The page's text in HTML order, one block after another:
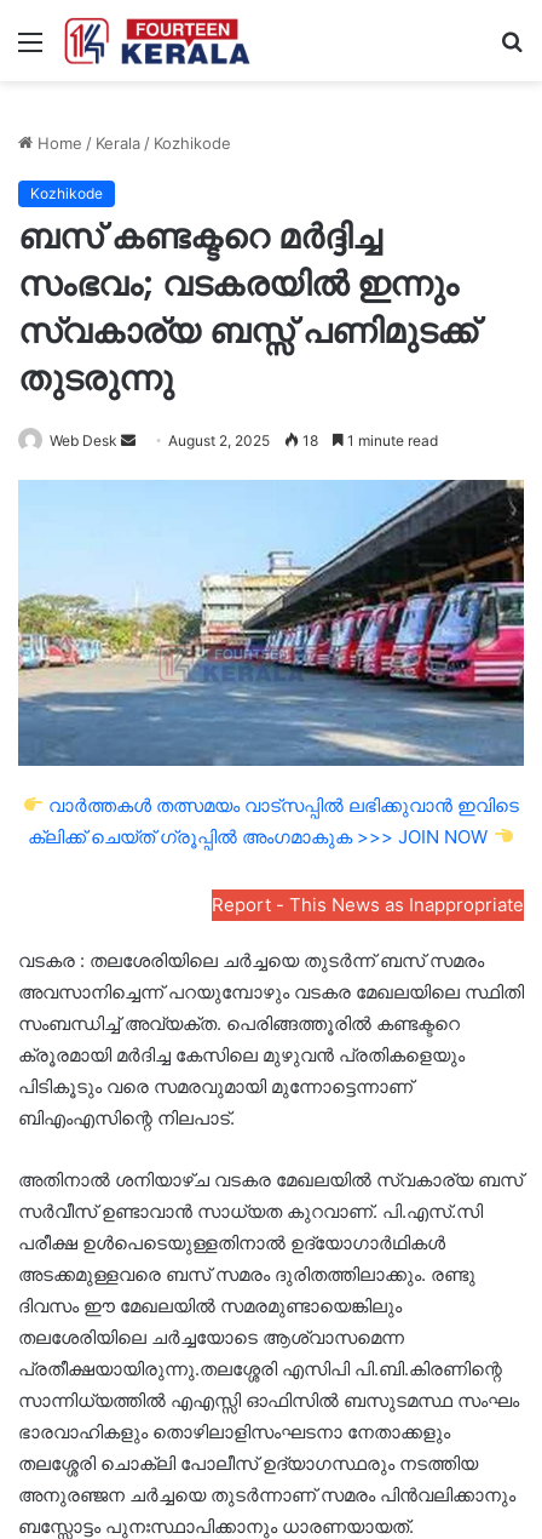
Menu
Home / Kerala/ Kozhikode
Kozhikode
ബസ് കണ്ടക്ടറെ മര്‍ദ്ദിച്ച
സംഭവം; വടകരയില്‍ ഇന്നും
സ്വകാര്യ ബസ്സ് പണിമുടക്ക്
തുടരുന്നു
Web Desk
SendAugust 2, 2025 18 1 minute read
വാർത്തകൾ തത്സമയം വാട്സപ്പിൽ ലഭിക്കുവാൻ ഇവിടെ
ക്ലിക്ക് ചെയ്ത് ഗ്രൂപ്പിൽ അംഗമാകുക >>> JOIN NOW
Report - This News as Inappropriate
വടകര : തലശേരിയിലെ ചർച്ചയെ തുടർന്ന് ബസ് സമരം
അവസാനിച്ചെന്ന് പറയുമ്പോഴും വടകര മേഖലയിലെ സ്ഥിതി
സംബന്ധിച്ച് അവ്യക്ത. പെരിങ്ങത്തൂരിൽ കണ്ടക്ടറെ
ക്രൂരമായി മർദിച്ച കേസിലെ മുഴുവൻ പ്രതികളെയും
പിടികൂടും വരെ സമരവുമായി മുന്നോട്ടെന്നാണ്
ബിഎംഎസിന്റെ നിലപാട്.
അതിനാൽ ശനിയാഴ്ച വടകര മേഖലയിൽ സ്വകാര്യ ബസ്
സർവീസ് ഉണ്ടാവാൻ സാധ്യത കുറവാണ്. പി.എസ്.സി
പരീക്ഷ ഉൾപെടെയുള്ളതിനാൽ ഉദ്യോഗാർഥികൾ
അടക്കമുള്ളവരെ ബസ് സമരം ദുരിതത്തിലാക്കും. രണ്ടു
ദിവസം ഈ മേഖലയിൽ സമരമുണ്ടായെങ്കിലും
തലശേരിയിലെ ചർച്ചയോടെ ആശ്വാസമെന്ന
പ്രതീക്ഷയായിരുന്നു.തലശ്ശേരി എസിപി പി.ബി.കിരണിന്റെ
സാന്നിധ്യത്തിൽ എഎസ്സി ഓഫിസിൽ ബസുടമസ്ഥ സംഘം
ഭാരവാഹികളും തൊഴിലാളിസംഘടനാ നേതാക്കളും
തലശ്ശേരി ചൊക്ലി പോലീസ് ഉദ്യാഗസ്ഥരും നടത്തിയ
അനുരഞ്ജന ചർച്ചയെ തുടർന്നാണ് സമരം പിൻവലിക്കാനും
ബസ്സോട്ടം പുനഃസ്ഥാപിക്കാനും ധാരണയായത്.